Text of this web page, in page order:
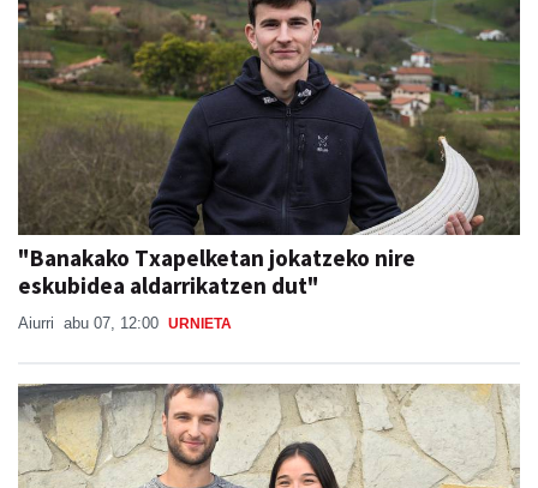
"Banakako Txapelketan jokatzeko nire
eskubidea aldarrikatzen dut"
Aiurri abu 07, 12:00 URNIETA